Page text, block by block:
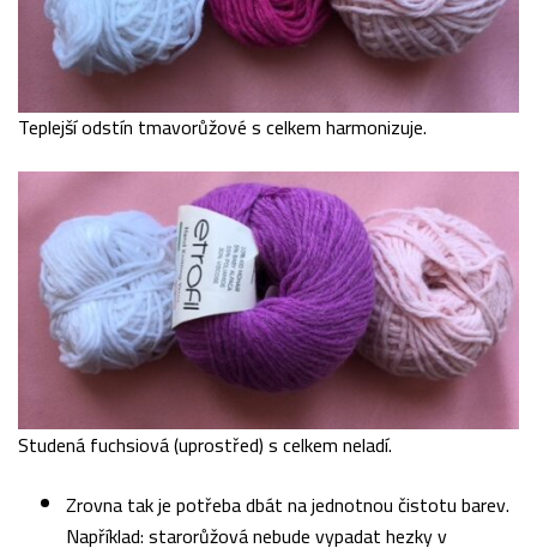
Teplejší odstín tmavorůžové s celkem harmonizuje.
Studená fuchsiová (uprostřed) s celkem neladí.
Zrovna tak je potřeba dbát na jednotnou čistotu barev.
Například: starorůžová nebude vypadat hezky v